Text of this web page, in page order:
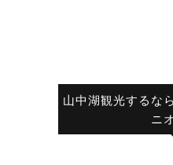
山中湖観光するな
ニ